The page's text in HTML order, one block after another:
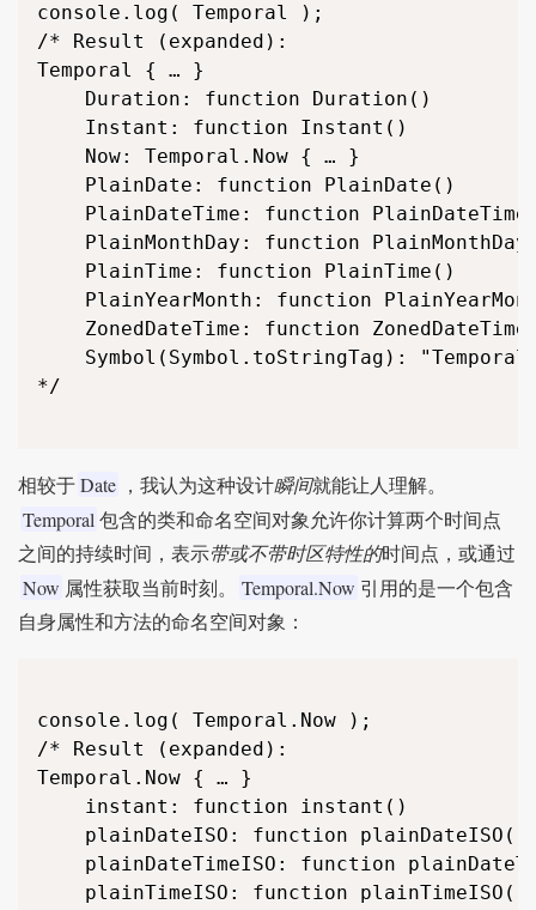
console.log( Temporal );
/* Result (expanded):
Temporal { … }
*/
相较于 Date ，我认为这种设计瞬间就能让人理解。
Temporal 包含的类和命名空间对象允许你计算两个时间点
之间的持续时间，表示带或不带时区特性的时间点，或通过
Now 属性获取当前时刻。 Temporal.Now 引用的是一个包含
自身属性和方法的命名空间对象：
console.log( Temporal.Now );
/* Result (expanded):
Temporal.Now { … }